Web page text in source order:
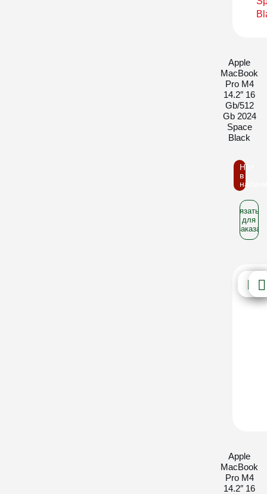
Apple
MacBook
Pro M4
14.2″ 16
Gb/512
Gb 2024
Space
Black
Нет
в
для
заказа
Apple
MacBook
Pro M4
14.2″ 16